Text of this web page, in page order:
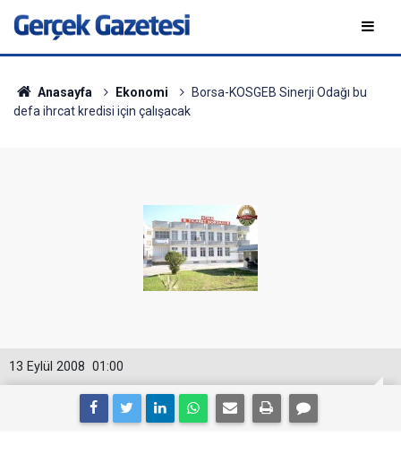
Anasayfa Ekonomi
Borsa-KOSGEB Sinerji Odağı bu
defa ihrcat kredisi için çalışacak
01:00
13 Eylül 2008